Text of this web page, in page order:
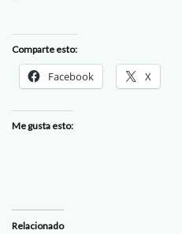
Comparte esto:
Facebook X
Me gusta esto:
Relacionado